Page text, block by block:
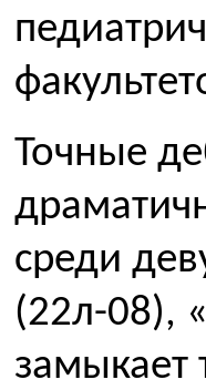
Точные
среди
(22л-08),
замыкает